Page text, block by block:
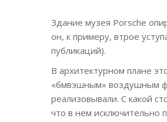
Здание музея Porsche
он, к примеру, втрое
публикаций).
В архитектурном плане
«бмвэшным» воздушным
реализовывали. С какой
что в нем исключительно